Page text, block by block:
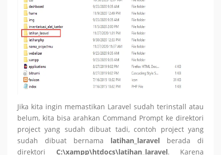
Jika kita ingin memastikan Laravel sudah terinstall atau
belum, kita bisa arahkan Command Prompt ke direktori
project yang sudah dibuat tadi, contoh project yang
sudah dibuat bernama latihan_laravel berada di
direktori C:\xampp\htdocs\latihan_laravel. Karena